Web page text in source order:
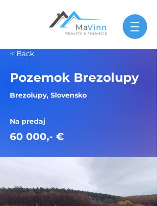
< Back
Pozemok Brezolupy
Brezolupy, Slovensko
Na predaj
60 000,- €